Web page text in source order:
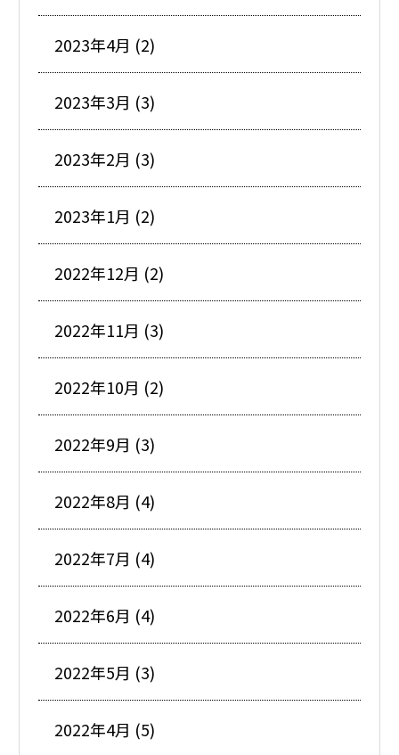
2023年4月 (2)
2023年3月 (3)
2023年2月 (3)
2023年1月 (2)
2022年12月 (2)
2022年11月 (3)
2022年10月 (2)
2022年9月 (3)
2022年8月 (4)
2022年7月 (4)
2022年6月 (4)
2022年5月 (3)
2022年4月 (5)